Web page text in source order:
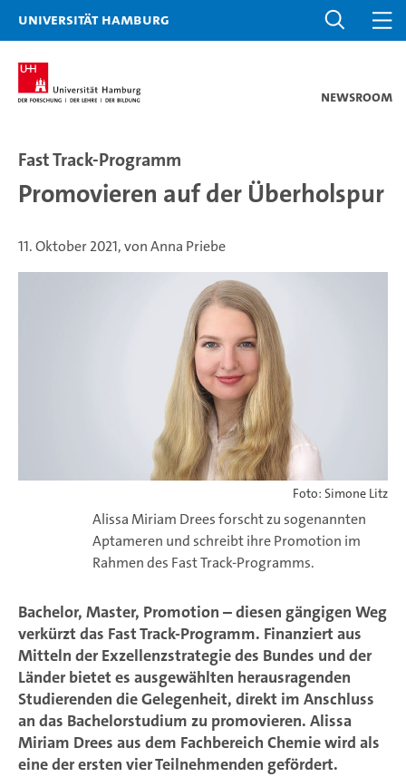
Universität Hamburg
Newsroom
Fast Track-Programm
Promovieren auf der Überholspur
11. Oktober 2021, von Anna Priebe
Foto: Simone Litz
Alissa Miriam Drees forscht zu sogenannten
Aptameren und schreibt ihre Promotion im
Rahmen des Fast Track-Programms.
Bachelor, Master, Promotion – diesen gängigen Weg
verkürzt das Fast Track-Programm. Finanziert aus
Mitteln der Exzellenzstrategie des Bundes und der
Länder bietet es ausgewählten herausragenden
Studierenden die Gelegenheit, direkt im Anschluss
an das Bachelorstudium zu promovieren. Alissa
Miriam Drees aus dem Fachbereich Chemie wird als
eine der ersten vier Teilnehmenden gefördert.